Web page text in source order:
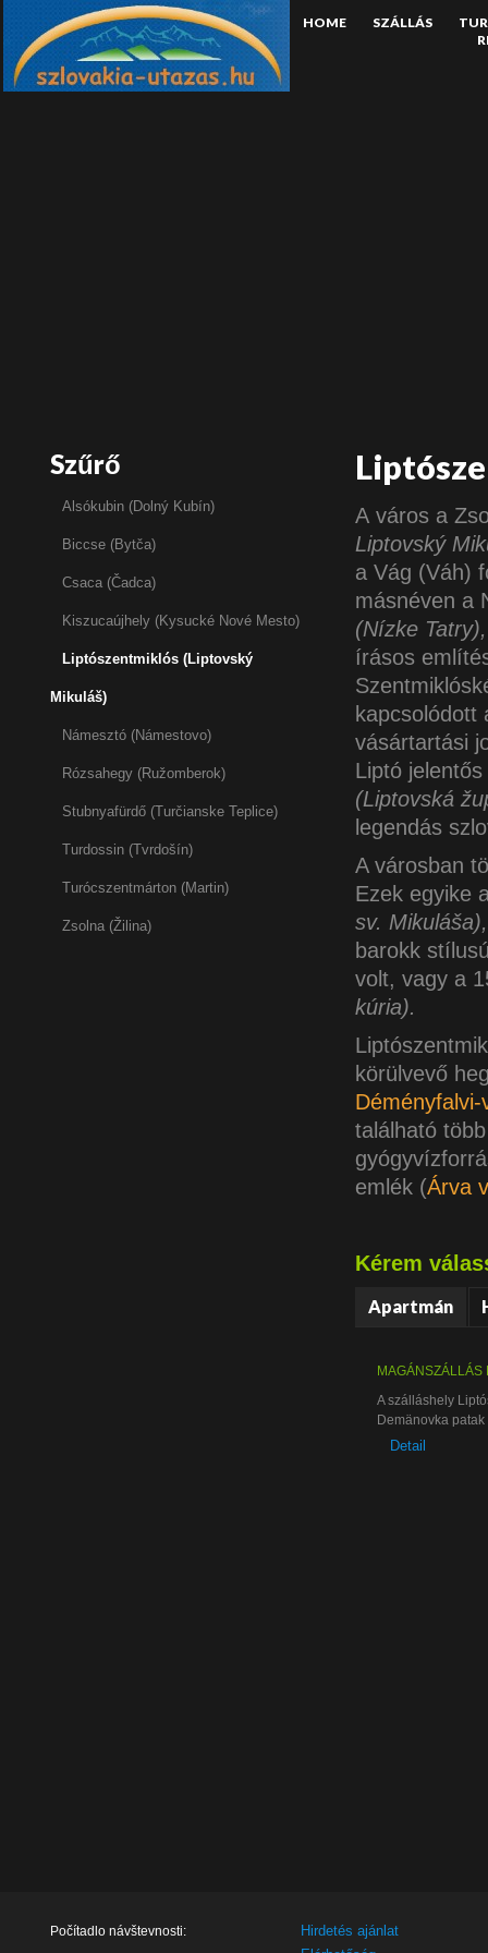
HOME SZÁLLÁS
Szűrő
Alsókubin (Dolný Kubín)
Biccse (Bytča)
Csaca (Čadca)
Kiszucaújhely (Kysucké Nové Mesto)
Liptószentmiklós (Liptovský
Mikuláš)
Námesztó (Námestovo)
Rózsahegy (Ružomberok)
Stubnyafürdő (Turčianske Teplice)
Turdossin (Tvrdošín)
Turócszentmárton (Martin)
Zsolna (Žilina)
A város a
Liptovský
a Vág (Váh)
másnéven a
(Nízke Tatry),
írásos
kapcsolódott
vásártartási
Liptó
(Liptovská
legendás
A városban
Ezek egyike
sv. Mikuláša),
barokk
volt, vagy a
kúria).
körülvevő
Déményfalvi-
található
emlék (Árva
Kérem
Apartmán
MAGÁNSZÁLLÁS
A szálláshely
Demänovka
Detail
Počítadlo návštevnosti:
Hirdetés ajánlat